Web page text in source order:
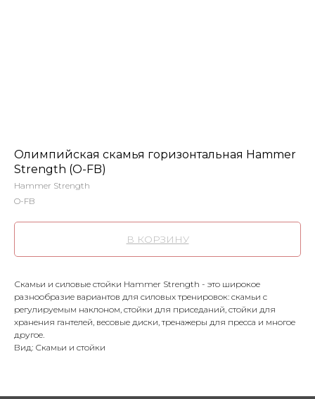
Олимпийская скамья горизонтальная Hammer
Strength (O-FB)
Hammer Strength
O-FB
В КОРЗИНУ
Скамьи и cиловые стойки Hammer Strength - это широкое
разнообразие вариантов для силовых тренировок: скамьи с
регулируемым наклоном, стойки для приседаний, стойки для
хранения гантелей, весовые диски, тренажеры для пресса и многое
другое.
Вид: Скамьи и стойки